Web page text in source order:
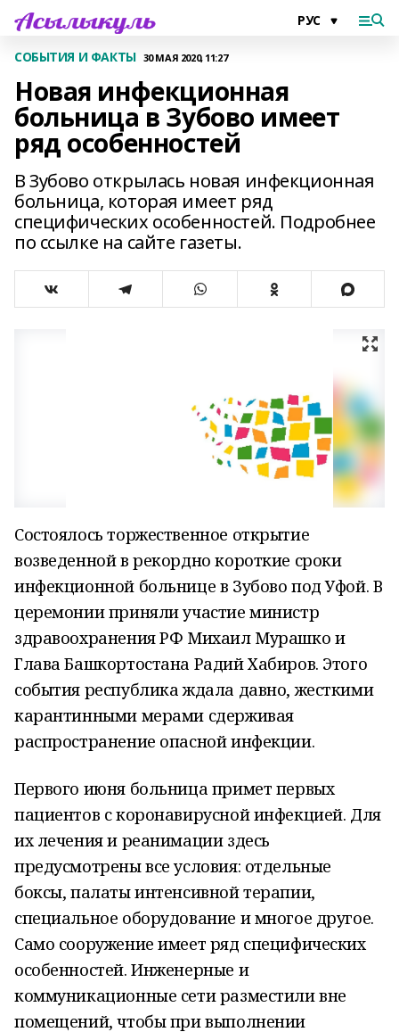
СОБЫТИЯ И ФАКТЫ 30 МАЯ 2020, 11:27
Новая инфекционная
больница в Зубово имеет
ряд особенностей
В Зубово открылась новая инфекционная
больница, которая имеет ряд
специфических особенностей. Подробнее
по ссылке на сайте газеты.
Состоялось торжественное открытие
возведенной в рекордно короткие сроки
инфекционной больнице в Зубово под Уфой. В
церемонии приняли участие министр
здравоохранения РФ Михаил Мурашко и
Глава Башкортостана Радий Хабиров. Этого
события республика ждала давно, жесткими
карантинными мерами сдерживая
распространение опасной инфекции.
Первого июня больница примет первых
пациентов с коронавирусной инфекцией. Для
их лечения и реанимации здесь
предусмотрены все условия: отдельные
боксы, палаты интенсивной терапии,
специальное оборудование и многое другое.
Само сооружение имеет ряд специфических
особенностей. Инженерные и
коммуникационные сети разместили вне
помещений, чтобы при выполнении